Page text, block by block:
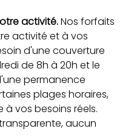
activité. Nos forfaits
activité et à vos
d'une couverture
de 8h à 20h et le
permanence
plages horaires,
vos besoins réels.
aucun